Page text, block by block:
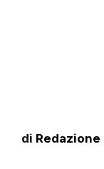
di Redazione